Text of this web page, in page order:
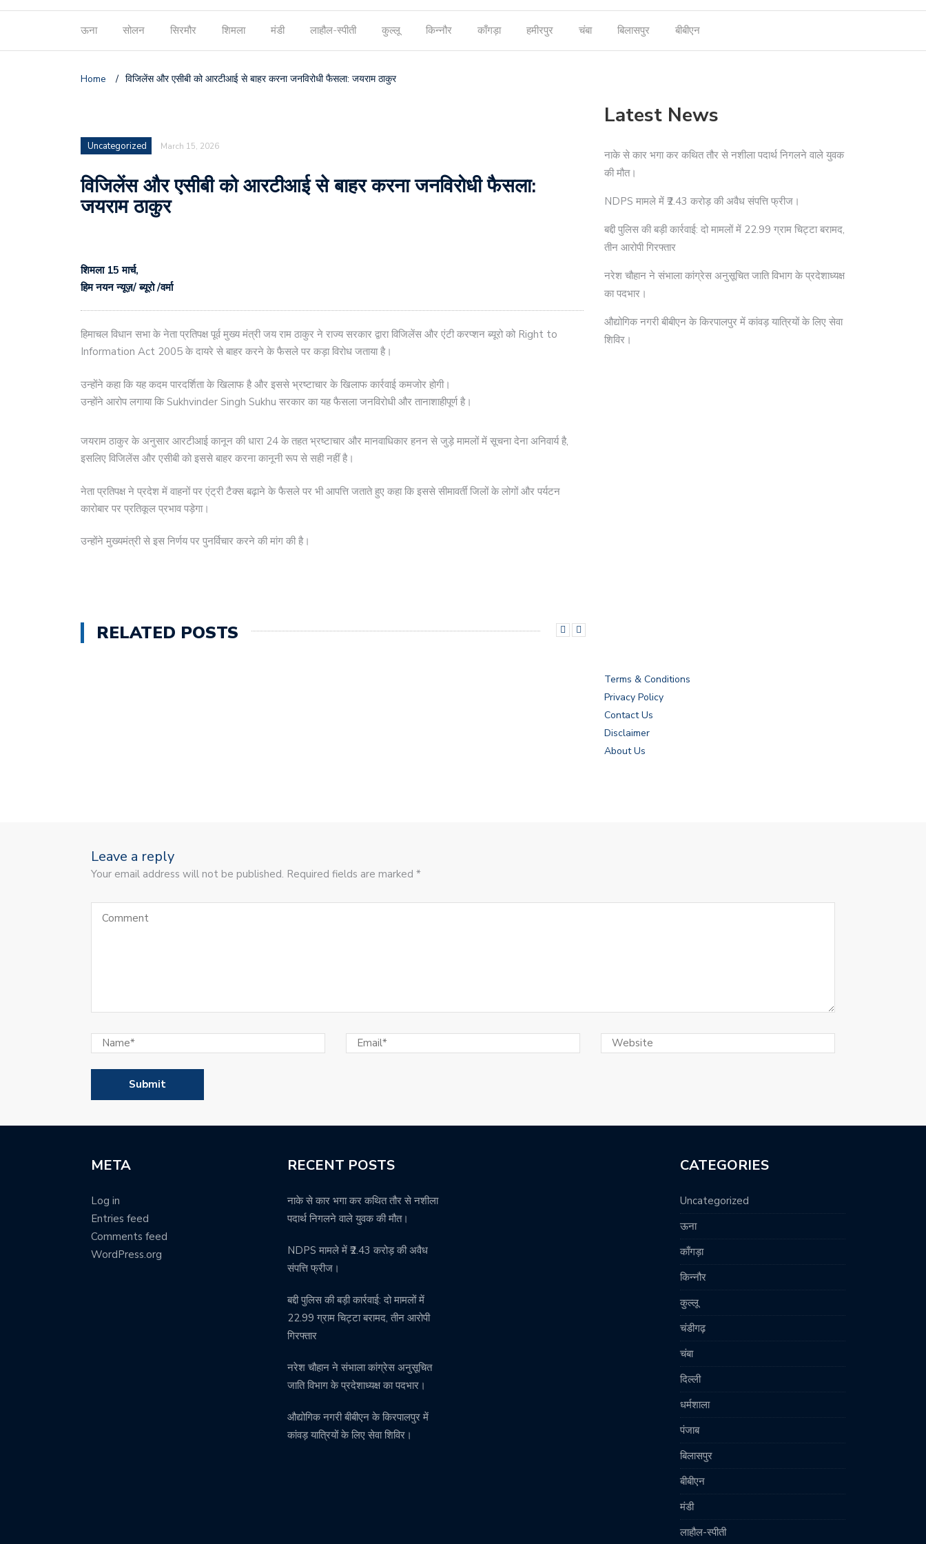
ऊना सोलन सिरमौर शिमला मंडी लाहौल-स्पीती कुल्लू किन्नौर काँगड़ा हमीरपुर चंबा बिलासपुर बीबीएन
Home / विजिलेंस और एसीबी को आरटीआई से बाहर करना जनविरोधी फैसला: जयराम ठाकुर
Uncategorized March 15, 2026
विजिलेंस और एसीबी को आरटीआई से बाहर करना जनविरोधी फैसला:
जयराम ठाकुर
शिमला 15 मार्च,
हिम नयन न्यूज़/ ब्यूरो /वर्मा
हिमाचल विधान सभा के नेता प्रतिपक्ष पूर्व मुख्य मंत्री जय राम ठाकुर ने राज्य सरकार द्वारा विजिलेंस और एंटी करप्शन ब्यूरो को Right to
Information Act 2005 के दायरे से बाहर करने के फैसले पर कड़ा विरोध जताया है।
उन्होंने कहा कि यह कदम पारदर्शिता के खिलाफ है और इससे भ्रष्टाचार के खिलाफ कार्रवाई कमजोर होगी।
उन्होंने आरोप लगाया कि Sukhvinder Singh Sukhu सरकार का यह फैसला जनविरोधी और तानाशाहीपूर्ण है।
जयराम ठाकुर के अनुसार आरटीआई कानून की धारा 24 के तहत भ्रष्टाचार और मानवाधिकार हनन से जुड़े मामलों में सूचना देना अनिवार्य है,
इसलिए विजिलेंस और एसीबी को इससे बाहर करना कानूनी रूप से सही नहीं है।
नेता प्रतिपक्ष ने प्रदेश में वाहनों पर एंट्री टैक्स बढ़ाने के फैसले पर भी आपत्ति जताते हुए कहा कि इससे सीमावर्ती जिलों के लोगों और पर्यटन
कारोबार पर प्रतिकूल प्रभाव पड़ेगा।
उन्होंने मुख्यमंत्री से इस निर्णय पर पुनर्विचार करने की मांग की है।
RELATED POSTS
Latest News
नाके से कार भगा कर कथित तौर से नशीला पदार्थ निगलने वाले युवक
की मौत।
NDPS मामले में ₹2.43 करोड़ की अवैध संपत्ति फ्रीज।
बद्दी पुलिस की बड़ी कार्रवाई: दो मामलों में 22.99 ग्राम चिट्टा बरामद,
तीन आरोपी गिरफ्तार
नरेश चौहान ने संभाला कांग्रेस अनुसूचित जाति विभाग के प्रदेशाध्यक्ष
का पदभार।
औद्योगिक नगरी बीबीएन के किरपालपुर में कांवड़ यात्रियों के लिए सेवा
शिविर।
Terms & Conditions
Privacy Policy
Contact Us
Disclaimer
About Us
Leave a reply
Your email address will not be published. Required fields are marked *
META
Log in
Entries feed
Comments feed
WordPress.org
RECENT POSTS
नाके से कार भगा कर कथित तौर से नशीला
पदार्थ निगलने वाले युवक की मौत।
NDPS मामले में ₹2.43 करोड़ की अवैध
संपत्ति फ्रीज।
बद्दी पुलिस की बड़ी कार्रवाई: दो मामलों में
22.99 ग्राम चिट्टा बरामद, तीन आरोपी
गिरफ्तार
नरेश चौहान ने संभाला कांग्रेस अनुसूचित
जाति विभाग के प्रदेशाध्यक्ष का पदभार।
औद्योगिक नगरी बीबीएन के किरपालपुर में
कांवड़ यात्रियों के लिए सेवा शिविर।
CATEGORIES
Uncategorized
ऊना
काँगड़ा
किन्नौर
कुल्लू
चंडीगढ़
चंबा
दिल्ली
धर्मशाला
पंजाब
बिलासपुर
बीबीएन
मंडी
लाहौल-स्पीती